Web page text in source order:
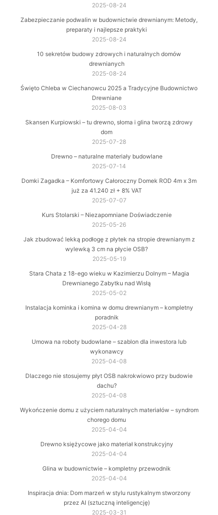
2025-08-24
Zabezpieczanie podwalin w budownictwie drewnianym: Metody,
preparaty i najlepsze praktyki
2025-08-24
10 sekretów budowy zdrowych i naturalnych domów
drewnianych
2025-08-24
Święto Chleba w Ciechanowcu 2025 a Tradycyjne Budownictwo
Drewniane
2025-08-03
Skansen Kurpiowski – tu drewno, słoma i glina tworzą zdrowy
dom
2025-07-28
Drewno – naturalne materiały budowlane
2025-07-14
Domki Zagadka – Komfortowy Całoroczny Domek ROD 4m x 3m
już za 41.240 zł + 8% VAT
2025-07-07
Kurs Stolarski – Niezapomniane Doświadczenie
2025-05-26
Jak zbudować lekką podłogę z płytek na stropie drewnianym z
wylewką 3 cm na płycie OSB?
2025-05-19
Stara Chata z 18-ego wieku w Kazimierzu Dolnym – Magia
Drewnianego Zabytku nad Wisłą
2025-05-02
Instalacja kominka i komina w domu drewnianym – kompletny
poradnik
2025-04-28
Umowa na roboty budowlane – szablon dla inwestora lub
wykonawcy
2025-04-08
Dlaczego nie stosujemy płyt OSB nakrokwiowo przy budowie
dachu?
2025-04-08
Wykończenie domu z użyciem naturalnych materiałów – syndrom
chorego domu
2025-04-04
Drewno księżycowe jako materiał konstrukcyjny
2025-04-04
Glina w budownictwie – kompletny przewodnik
2025-04-04
Inspiracja dnia: Dom marzeń w stylu rustykalnym stworzony
przez AI (sztuczną inteligencję)
2025-03-31